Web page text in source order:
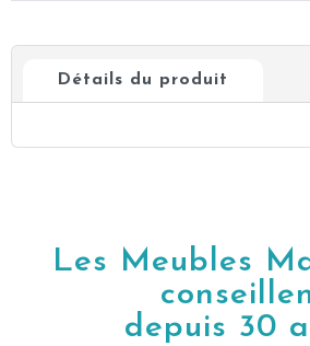
Détails du produit
Les Meubles
depuis 30